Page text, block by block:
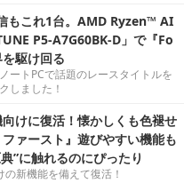
もこれ1台。AMD Ryzen™ AI
P5-A7G60BK-D」で『Fo
駆け回る
ートPCで話題のレースタイトルを
しました！
けに復活！懐かしくも色褪せ
ァースト』遊びやすい機能も
”に触れるのにぴったり
新機能を備えて復活！